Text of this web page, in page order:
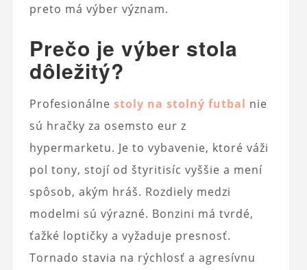
preto má výber význam.
Prečo je výber stola
dôležitý?
Profesionálne stoly na stolný futbal nie
sú hračky za osemsto eur z
hypermarketu. Je to vybavenie, ktoré váži
pol tony, stojí od štyritisíc vyššie a mení
spôsob, akým hráš. Rozdiely medzi
modelmi sú výrazné. Bonzini má tvrdé,
ťažké loptičky a vyžaduje presnosť.
Tornado stavia na rýchlosť a agresívnu